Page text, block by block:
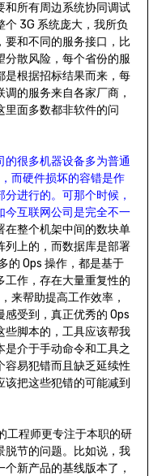
和所有周边系统协同调试
3G 系统庞大，我所负
要和不同的服务接口，比
分散风险，每个省份的服
是根据招标结果而来，每
的服务来自各家厂商，
里面多数都非软件的问
的很多机器设备多为普通
而硬件损坏的容错是作
分进行的。可那个时候，
今互联网公司是完全不一
在整个机架中间的数块单
列上的，而数据库是部署
的 Ops 操作，都是基于
工作，存在大量重复性的
来帮助提高工作效率，
受到，真正优秀的 Ops
些脚本的，工具应该帮我
介于手动命令和工具之
容易犯错而且缺乏延续性
把这些犯错的可能减到
工程师更专注于本职的研
脱节的问题。比如说，我
新产品的基线版本了，